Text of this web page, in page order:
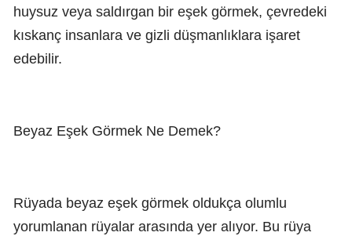
huysuz veya saldırgan bir eşek görmek, çevredeki
kıskanç insanlara ve gizli düşmanlıklara işaret
edebilir.
Beyaz Eşek Görmek Ne Demek?
Rüyada beyaz eşek görmek oldukça olumlu
yorumlanan rüyalar arasında yer alıyor. Bu rüya